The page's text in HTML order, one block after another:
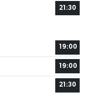
21:30
19:00
19:00
21:30